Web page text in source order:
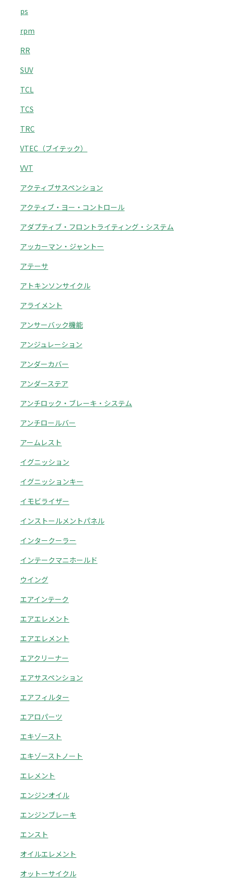
ps
rpm
RR
SUV
TCL
TCS
TRC
VTEC（ブイテック）
VVT
アクティブサスペンション
アクティブ・ヨー・コントロール
アダプティブ・フロントライティング・システム
アッカーマン・ジャントー
アテーサ
アトキンソンサイクル
アライメント
アンサーバック機能
アンジュレーション
アンダーカバー
アンダーステア
アンチロック・ブレーキ・システム
アンチロールバー
アームレスト
イグニッション
イグニッションキー
イモビライザー
インストールメントパネル
インタークーラー
インテークマニホールド
ウイング
エアインテーク
エアエレメント
エアエレメント
エアクリーナー
エアサスペンション
エアフィルター
エアロパーツ
エキゾースト
エキゾーストノート
エレメント
エンジンオイル
エンジンブレーキ
エンスト
オイルエレメント
オットーサイクル